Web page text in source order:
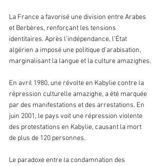
La France a favorisé une division entre Arabes
et Berbères, renforçant les tensions
identitaires. Après l’indépendance, l’État
algérien a imposé une politique d’arabisation,
marginalisant la langue et la culture amazighes.
En avril 1980, une révolte en Kabylie contre la
répression culturelle amazighe, a été marquée
par des manifestations et des arrestations. En
juin 2001, le pays voit une répression violente
des protestations en Kabylie, causant la mort
de plus de 120 personnes.
Le paradoxe entre la condamnation des